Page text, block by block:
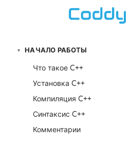
▾ НАЧАЛО РАБОТЫ
Что такое C++
Установка C++
Компиляция C++
Синтаксис C++
Комментарии